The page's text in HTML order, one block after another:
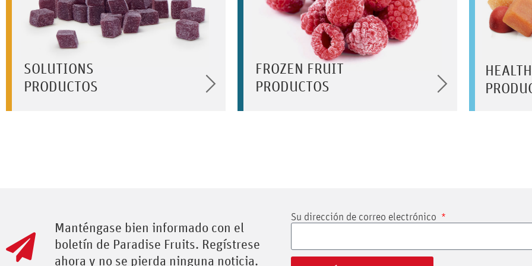
SOLUTIONS
PRODUCTOS
FROZEN FRUIT
PRODUCTOS
HEALTH
Manténgase bien informado con el
boletín de Paradise Fruits. Regístrese
ahora y no se pierda ninguna noticia.
Su dirección de correo electrónico